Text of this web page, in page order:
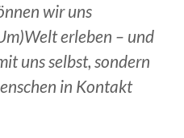
wir uns
erleben – und
uns selbst, sondern
in Kontakt